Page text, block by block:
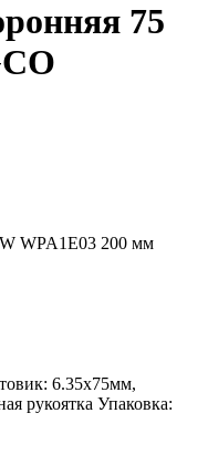
75
WPA1E03 200 мм
6.35х75мм,
рукоятка Упаковка: